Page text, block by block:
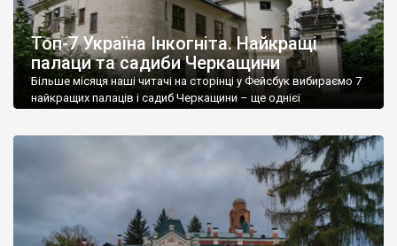
Топ-7 Україна Інкогніта. Найкращі
палаци та садиби Черкащини
Більше місяця наші читачі на сторінці у Фейсбук вибираємо 7
найкращих палаців і садиб Черкащини – ще однієї
або маловідомі, або невідомі взагалі, тому ваші поширення
цього допису, сприятимуть популяризіції знань про Україну, й
Черкащину зокрема. І чекаємо на коментарі. […]